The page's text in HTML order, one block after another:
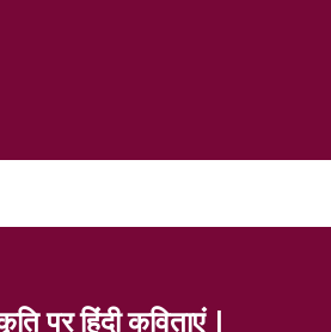
पर हिंदी कविताएं |